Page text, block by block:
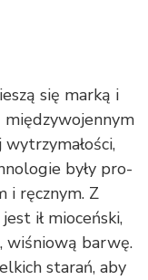
się mar­ką i
mię­dzy­wo­jen­nym
wy­trzy­ma­ło­ści,
by­ły pro­
i ręcznym. Z
ił mio­ceń­ski,
wi­śnio­wą bar­wę.
sta­rań, aby